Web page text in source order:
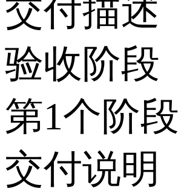
交付描述
验收阶段
第1个阶段
交付说明